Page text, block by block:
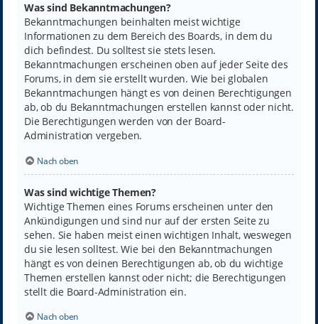
Was sind Bekanntmachungen?
Bekanntmachungen beinhalten meist wichtige
Informationen zu dem Bereich des Boards, in dem du
dich befindest. Du solltest sie stets lesen.
Bekanntmachungen erscheinen oben auf jeder Seite des
Forums, in dem sie erstellt wurden. Wie bei globalen
Bekanntmachungen hängt es von deinen Berechtigungen
ab, ob du Bekanntmachungen erstellen kannst oder nicht.
Die Berechtigungen werden von der Board-
Administration vergeben.
Nach oben
Was sind wichtige Themen?
Wichtige Themen eines Forums erscheinen unter den
Ankündigungen und sind nur auf der ersten Seite zu
sehen. Sie haben meist einen wichtigen Inhalt, weswegen
du sie lesen solltest. Wie bei den Bekanntmachungen
hängt es von deinen Berechtigungen ab, ob du wichtige
Themen erstellen kannst oder nicht; die Berechtigungen
stellt die Board-Administration ein.
Nach oben